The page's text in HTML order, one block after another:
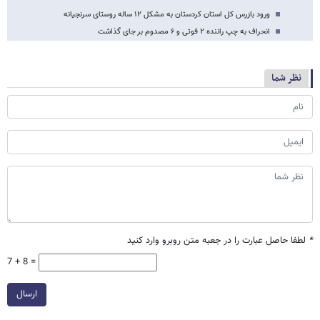
ورود بازرس کل استان کردستان به مشکل ۱۲ ساله روستای سرنجیانه
انحراف به چپ راننده ۲ فوتی و ۶ مصدوم بر جای گذاشت
نظر شما
* لطفا حاصل عبارت را در جعبه متن روبرو وارد کنید
7 + 8 =
ارسال